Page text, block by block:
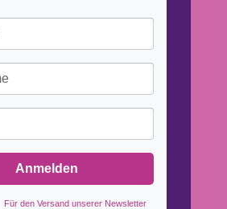
Anmelden
Für den Versand unserer Newsletter